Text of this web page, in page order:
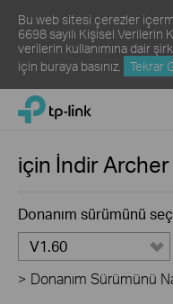
Bu web sitesi çerezler
6698 sayılı Kişisel Verilerin
verilerin kullanımına dair
için buraya basınız. Tekrar
Click
navigation
TP-Link, Reliably Smart
için İndirArcher
Donanım sürümünü
V1.60
> Donanım Sürümünü